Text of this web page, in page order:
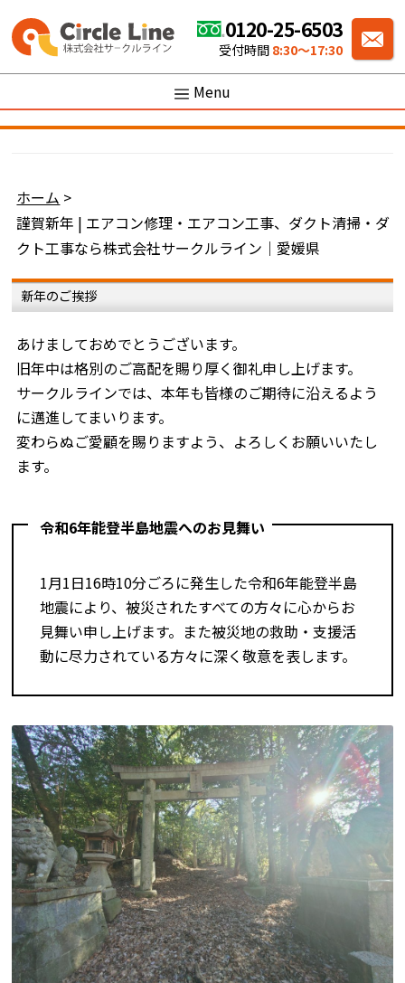
0120-25-6503
受付時間 8:30〜17:30
Menu
ホーム >
謹賀新年 | エアコン修理・エアコン工事、ダクト清掃・ダ
クト工事なら株式会社サークルライン｜愛媛県
新年のご挨拶
あけましておめでとうございます。
旧年中は格別のご高配を賜り厚く御礼申し上げます。
サークルラインでは、本年も皆様のご期待に沿えるよう
に邁進してまいります。
変わらぬご愛顧を賜りますよう、よろしくお願いいたし
ます。
令和6年能登半島地震へのお見舞い
1月1日16時10分ごろに発生した令和6年能登半島
地震により、被災されたすべての方々に心からお
見舞い申し上げます。また被災地の救助・支援活
動に尽力されている方々に深く敬意を表します。